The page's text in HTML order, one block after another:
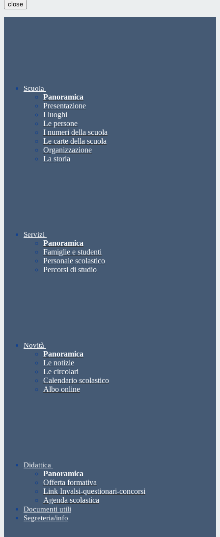
close
Scuola
Panoramica
Presentazione
I luoghi
Le persone
I numeri della scuola
Le carte della scuola
Organizzazione
La storia
Servizi
Panoramica
Famiglie e studenti
Personale scolastico
Percorsi di studio
Novità
Panoramica
Le notizie
Le circolari
Calendario scolastico
Albo online
Didattica
Panoramica
Offerta formativa
Link Invalsi-questionari-concorsi
Agenda scolastica
Documenti utili
Segreteria/info